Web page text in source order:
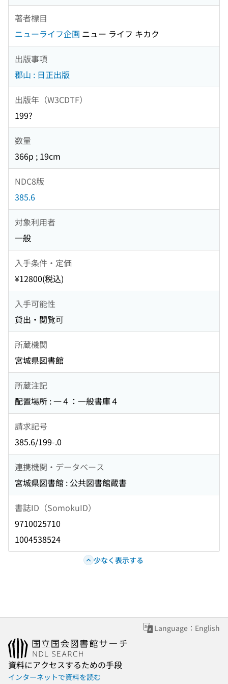
著者標目
ニューライフ企画 ニュー ライフ キカク
出版事項
郡山 : 日正出版
出版年（W3CDTF）
199?
数量
366p ; 19cm
NDC8版
385.6
対象利用者
一般
入手条件・定価
¥12800(税込)
入手可能性
貸出・閲覧可
所蔵機関
宮城県図書館
所蔵注記
配置場所 : 一４：一般書庫４
請求記号
385.6/199-.0
連携機関・データベース
宮城県図書館 : 公共図書館蔵書
書誌ID（SomokuID）
9710025710
1004538524
少なく表示する
Language：English
資料にアクセスするための手段
インターネットで資料を読む